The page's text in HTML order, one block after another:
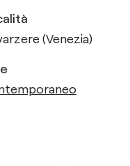
(Venezia)